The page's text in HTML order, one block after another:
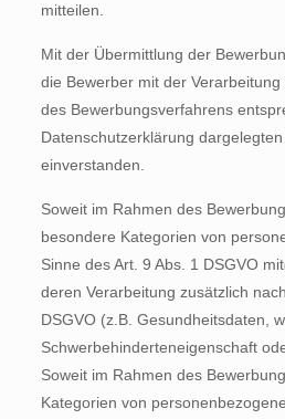
mitteilen.
Mit der Übermittlung der
die Bewerber mit der
des Bewerbungsverfahrens
Datenschutzerklärung
einverstanden.
Soweit im Rahmen des
besondere Kategorien von
Sinne des Art. 9 Abs. 1 DSGVO
deren Verarbeitung zusätzlich
DSGVO (z.B. Gesundheitsdaten,
Schwerbehinderteneigenschaft
Soweit im Rahmen des
Kategorien von